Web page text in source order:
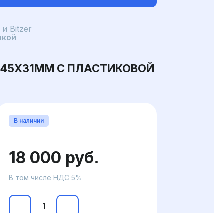
Bitzer
С ПЛАСТИКОВОЙ
В наличии
18 000 руб.
В том числе НДС 5%